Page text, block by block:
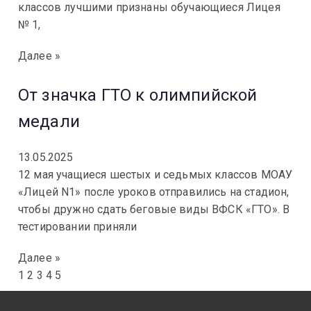
классов лучшими признаны обучающиеся Лицея
№ 1,
Далее »
От значка ГТО к олимпийской
медали
13.05.2025
12 мая учащиеся шестых и седьмых классов МОАУ
«Лицей N1» после уроков отправились на стадион,
чтобы дружно сдать беговые виды ВФСК «ГТО». В
тестировании приняли
Далее »
1 2 3 4 5